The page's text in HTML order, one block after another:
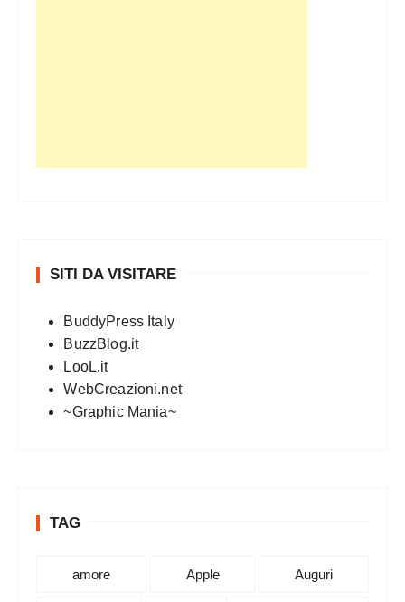
SITI DA VISITARE
BuddyPress Italy
BuzzBlog.it
LooL.it
WebCreazioni.net
~Graphic Mania~
TAG
amore Apple Auguri